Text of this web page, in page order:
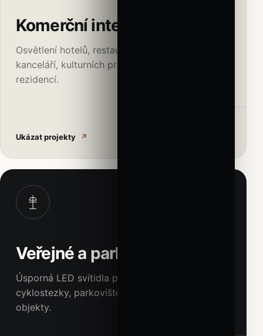
Komerční interiéry
Osvětlení hotelů, restaurací, obchodních center,
kanceláří, kulturních prostor a prémiových
rezidencí.
Ukázat projekty ↗
Veřejné a parkové osvětlení
Úsporná LED svítidla pro ulice, parky,
cyklostezky, parkoviště, fasády i historické
objekty.